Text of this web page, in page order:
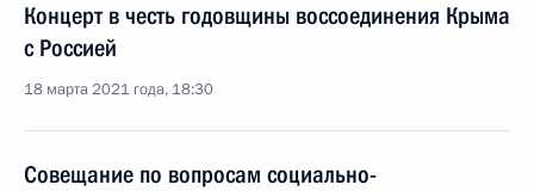
Концерт в честь годовщины воссоединения Крыма
с Россией
18 марта 2021 года, 18:30
Совещание по вопросам социально-